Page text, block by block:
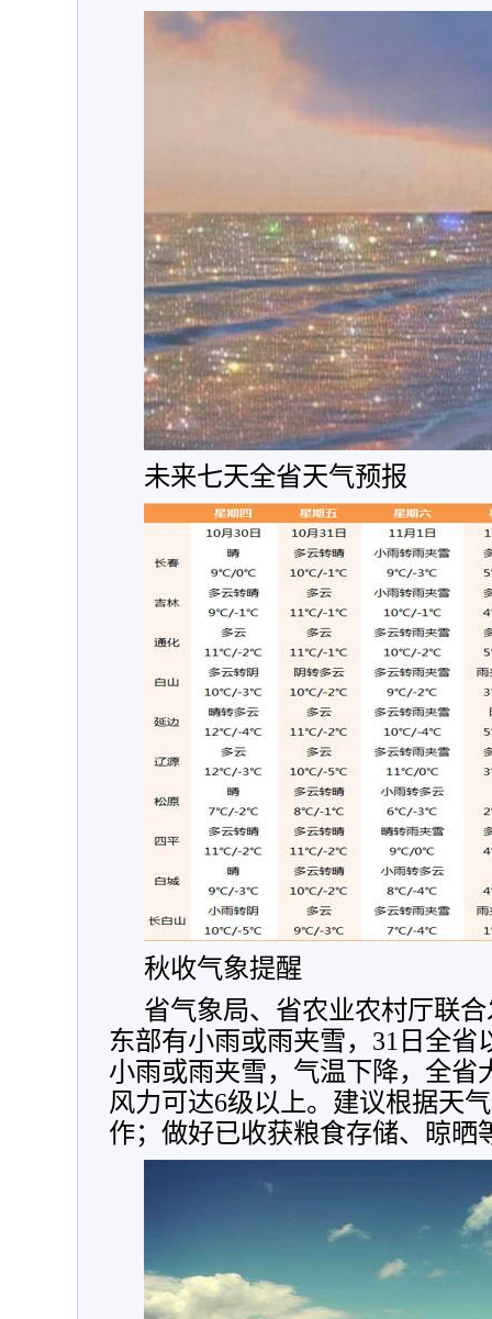
未来七天全省天气预报
秋收气象提醒
省气象局、省农业农村厅联
东部有小雨或雨夹雪，31日全省
小雨或雨夹雪，气温下降，全省
风力可达6级以上。建议根据天
作；做好已收获粮食存储、晾晒